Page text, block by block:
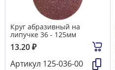
Круг абразивный на
липучке 36 - 125мм
13.20₽
Артикул 125-036-00